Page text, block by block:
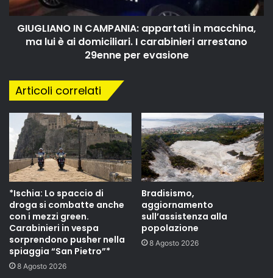
GIUGLIANO IN CAMPANIA: appartati in macchina,
ma lui è ai domiciliari. I carabinieri arrestano
29enne per evasione
Articoli correlati
*Ischia: Lo spaccio di
droga si combatte anche
con i mezzi green.
Carabinieri in vespa
sorprendono pusher nella
spiaggia “San Pietro”*
8 Agosto 2026
Bradisismo,
aggiornamento
sull’assistenza alla
popolazione
8 Agosto 2026